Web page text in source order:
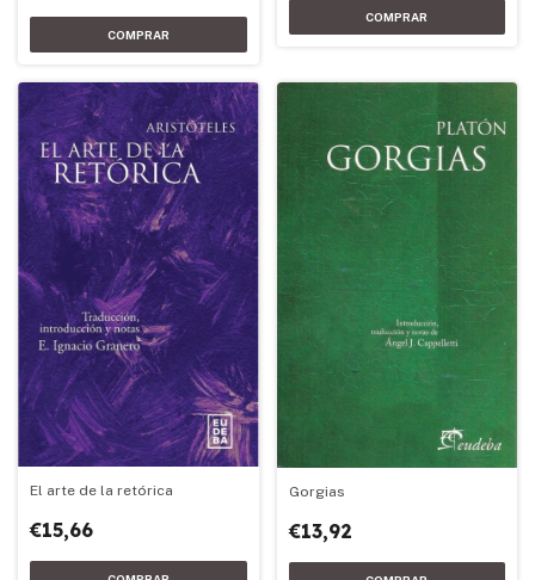
El arte de la retórica
€15,66
Gorgias
€13,92